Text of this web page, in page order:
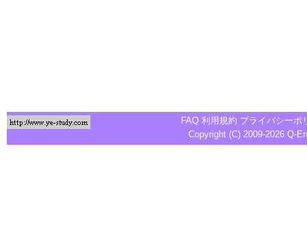
FAQ 利用規約 プライバシーポ
Copyright (C) 2009-2026 Q-